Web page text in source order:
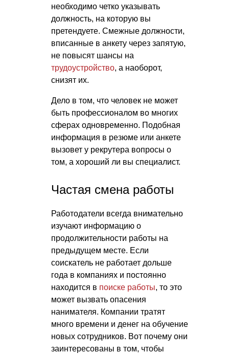
необходимо четко указывать
должность, на которую вы
претендуете. Смежные должности,
вписанные в анкету через запятую,
не повысят шансы на
трудоустройство, а наоборот,
снизят их.
Дело в том, что человек не может
быть профессионалом во многих
сферах одновременно. Подобная
информация в резюме или анкете
вызовет у рекрутера вопросы о
том, а хороший ли вы специалист.
Частая смена работы
Работодатели всегда внимательно
изучают информацию о
продолжительности работы на
предыдущем месте. Если
соискатель не работает дольше
года в компаниях и постоянно
находится в поиске работы, то это
может вызвать опасения
нанимателя. Компании тратят
много времени и денег на обучение
новых сотрудников. Вот почему они
заинтересованы в том, чтобы